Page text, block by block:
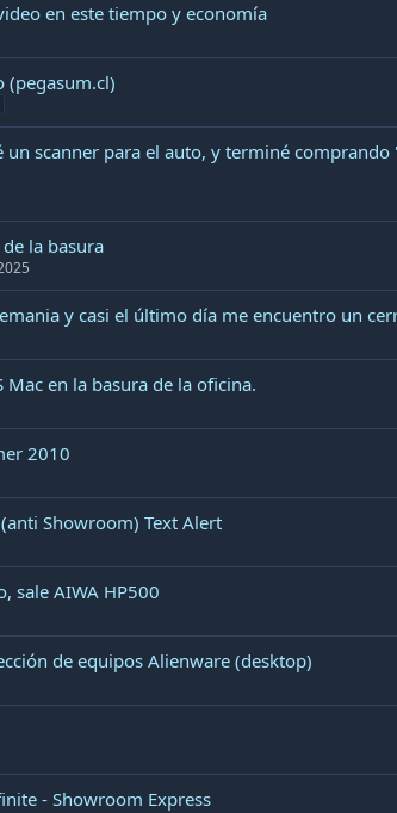
en este tiempo y economía
(pegasum.cl)
un scanner para el auto, y terminé comprando
la basura
y casi el último día me encuentro un
Mac en la basura de la oficina.
2010
Showroom) Text Alert
sale AIWA HP500
de equipos Alienware (desktop)
- Showroom Express